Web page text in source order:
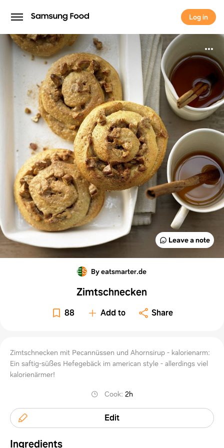
Log in
Log in
Leave a note
By eatsmarter.de
Zimtschnecken
88 Add to Share
Zimtschnecken mit Pecannüssen und Ahornsirup - kalorienarm:
Ein saftig-süßes Hefegebäck im american style - allerdings viel
kalorienärmer!
Cook:2h
Edit
Ingredients